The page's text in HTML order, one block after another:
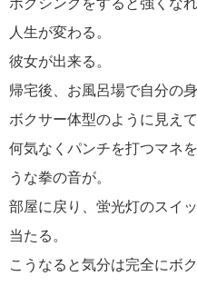
人生が変わる。
彼女が出来る。
帰宅後、お風呂場で自分の
ボクサー体型のように見えて
何気なくパンチを打つマネ
うな拳の音が。
部屋に戻り、蛍光灯のスイ
当たる。
こうなると気分は完全にボク